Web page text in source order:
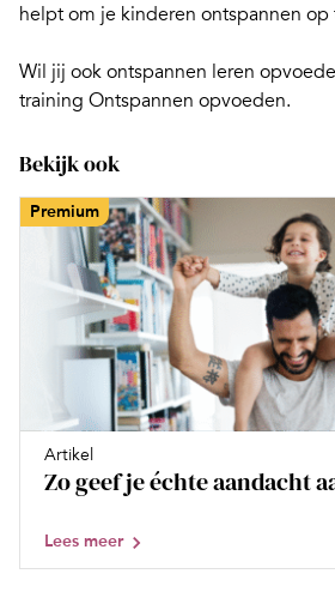
helpt om je kinderen ontspannen op
Wil jij ook ontspannen leren
training Ontspannen opvoeden.
Bekijk ook
Premium
Artikel
Zo geef je échte aandacht
Lees meer